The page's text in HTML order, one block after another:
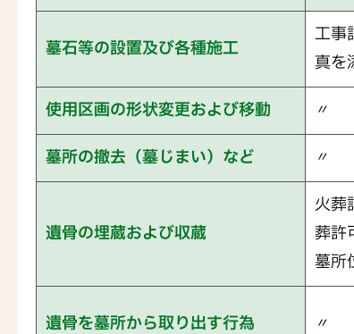
墓石等の設置及び各種施工
工事
真を
使用区画の形状変更および移動
〃
墓所の撤去（墓じまい）など
〃
遺骨の埋蔵および収蔵
火葬
葬許
墓所
遺骨を墓所から取り出す行為 〃